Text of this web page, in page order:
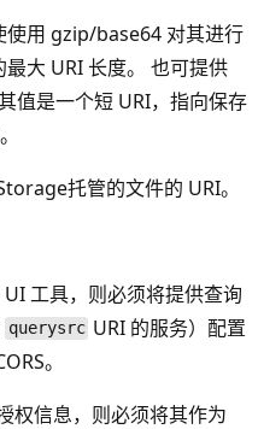
使用 gzip/base64 对其进行
大 URI 长度。 也可提供
值是一个短 URI，指向保存
托管的文件的 URI。
工具，则必须将提供查询
querysrc URI 的服务）配置
。
权信息，则必须将其作为